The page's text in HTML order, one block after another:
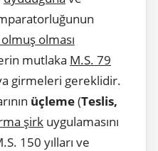
olması
mutlaka M.S. 79
girmeleri gereklidir.
üçleme(Teslis,
şirk uygulamasını
150 yılları ve